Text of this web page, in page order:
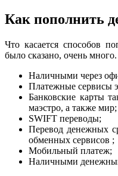
Как пополнить
Что касается способов
было сказано, очень
Наличными через
Платежные сервисы
Банковские карты
маэстро, а также мир;
SWIFT переводы;
Перевод денежных
обменных сервисов ;
Мобильный платеж;
Наличными